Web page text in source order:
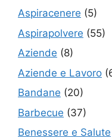
Aspiracenere (5)
Aspirapolvere (55)
Aziende (8)
Aziende e Lavoro
Bandane (20)
Barbecue (37)
Benessere e Salute